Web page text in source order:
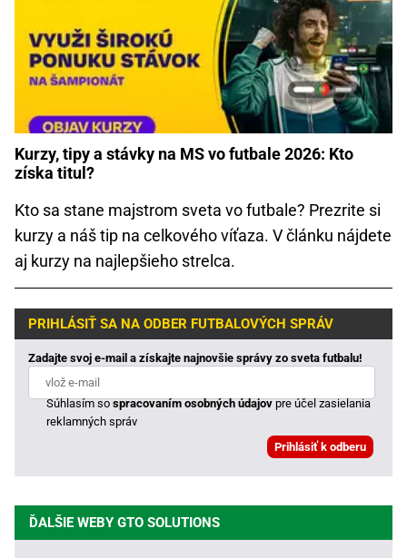
Kurzy, tipy a stávky na MS vo futbale 2026: Kto
získa titul?
Kto sa stane majstrom sveta vo futbale? Prezrite si
kurzy a náš tip na celkového víťaza. V článku nájdete
aj kurzy na najlepšieho strelca.
PRIHLÁSIŤ SA NA ODBER FUTBALOVÝCH SPRÁV
Zadajte svoj e-mail a získajte najnovšie správy zo sveta futbalu!
Súhlasím sospracovaním osobných údajovpre účel zasielania
reklamných správ
ĎALŠIE WEBY GTO SOLUTIONS